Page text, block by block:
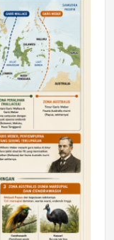
Timur 2 Dukung
dalam Astra
2026